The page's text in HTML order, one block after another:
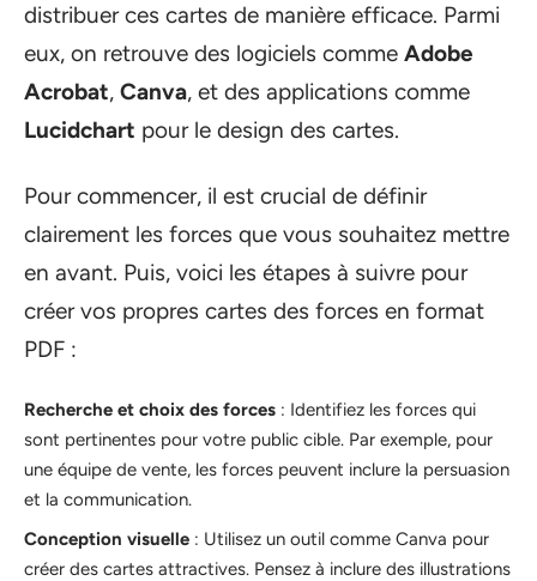
distribuer ces cartes de manière efficace. Parmi
eux, on retrouve des logiciels comme Adobe
Acrobat, Canva, et des applications comme
Lucidchart pour le design des cartes.
Pour commencer, il est crucial de définir
clairement les forces que vous souhaitez mettre
en avant. Puis, voici les étapes à suivre pour
créer vos propres cartes des forces en format
PDF :
Recherche et choix des forces : Identifiez les forces qui
sont pertinentes pour votre public cible. Par exemple, pour
une équipe de vente, les forces peuvent inclure la persuasion
et la communication.
Conception visuelle : Utilisez un outil comme Canva pour
créer des cartes attractives. Pensez à inclure des illustrations